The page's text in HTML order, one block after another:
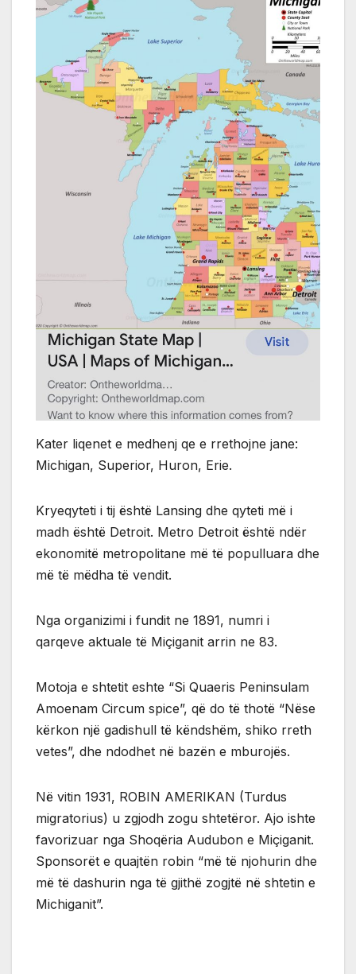
Kater liqenet e medhenj qe e rrethojne jane:
Michigan, Superior, Huron, Erie.
Kryeqyteti i tij është Lansing dhe qyteti më i
madh është Detroit. Metro Detroit është ndër
ekonomitë metropolitane më të populluara dhe
më të mëdha të vendit.
Nga organizimi i fundit ne 1891, numri i
qarqeve aktuale të Miçiganit arrin ne 83.
Motoja e shtetit eshte “Si Quaeris Peninsulam
Amoenam Circum spice”, që do të thotë “Nëse
kërkon një gadishull të këndshëm, shiko rreth
vetes”, dhe ndodhet në bazën e mburojës.
Në vitin 1931, ROBIN AMERIKAN (Turdus
migratorius) u zgjodh zogu shtetëror. Ajo ishte
favorizuar nga Shoqëria Audubon e Miçiganit.
Sponsorët e quajtën robin “më të njohurin dhe
më të dashurin nga të gjithë zogjtë në shtetin e
Michiganit”.